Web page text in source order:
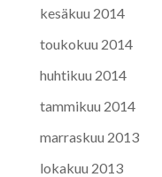
kesäkuu 2014
toukokuu 2014
huhtikuu 2014
tammikuu 2014
marraskuu 2013
lokakuu 2013